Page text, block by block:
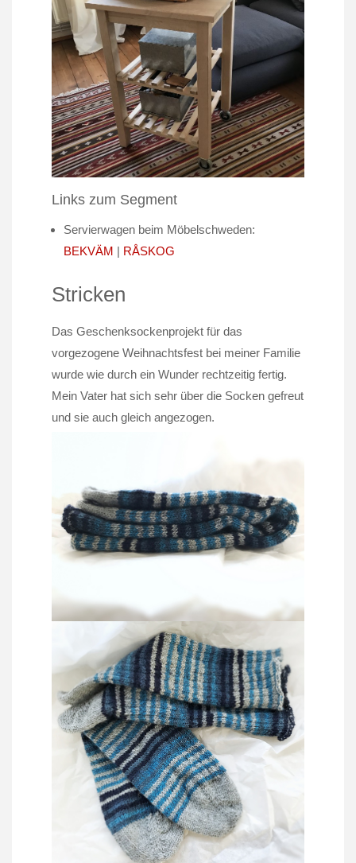
Links zum Segment
Servierwagen beim Möbelschweden:
BEKVÄM | RÅSKOG
Stricken
Das Geschenksockenprojekt für das
vorgezogene Weihnachtsfest bei meiner Familie
wurde wie durch ein Wunder rechtzeitig fertig.
Mein Vater hat sich sehr über die Socken gefreut
und sie auch gleich angezogen.